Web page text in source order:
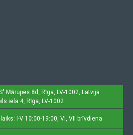
Mārupes 8d, Rīga, LV-1002, Latvija
iela 4, Rīga, LV-1002
I-V 10:00-19:00, VI, VII brīvdiena